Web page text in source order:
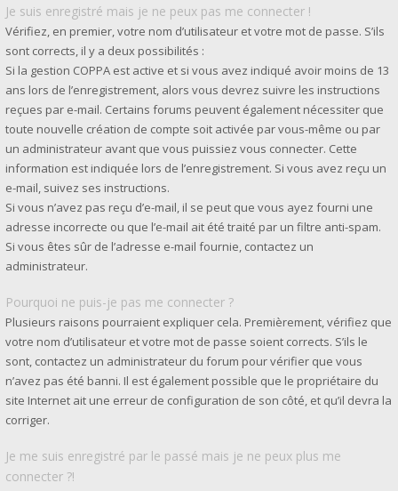
Je suis enregistré mais je ne peux pas me connecter !
Vérifiez, en premier, votre nom d’utilisateur et votre mot de passe. S’ils
sont corrects, il y a deux possibilités :
Si la gestion COPPA est active et si vous avez indiqué avoir moins de 13
ans lors de l’enregistrement, alors vous devrez suivre les instructions
reçues par e-mail. Certains forums peuvent également nécessiter que
toute nouvelle création de compte soit activée par vous-même ou par
un administrateur avant que vous puissiez vous connecter. Cette
information est indiquée lors de l’enregistrement. Si vous avez reçu un
e-mail, suivez ses instructions.
Si vous n’avez pas reçu d’e-mail, il se peut que vous ayez fourni une
adresse incorrecte ou que l’e-mail ait été traité par un filtre anti-spam.
Si vous êtes sûr de l’adresse e-mail fournie, contactez un
administrateur.
Pourquoi ne puis-je pas me connecter ?
Plusieurs raisons pourraient expliquer cela. Premièrement, vérifiez que
votre nom d’utilisateur et votre mot de passe soient corrects. S’ils le
sont, contactez un administrateur du forum pour vérifier que vous
n’avez pas été banni. Il est également possible que le propriétaire du
site Internet ait une erreur de configuration de son côté, et qu’il devra la
corriger.
Je me suis enregistré par le passé mais je ne peux plus me
connecter ?!